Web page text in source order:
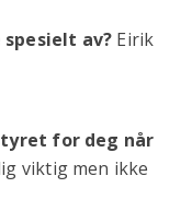
av? Eirik
for deg når
viktig men ikke